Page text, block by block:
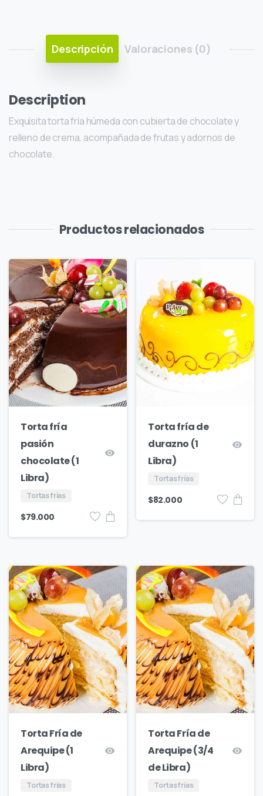
Descripción Valoraciones (0)
Description
Exquisita torta fría húmeda con cubierta de chocolate y
relleno de crema, acompañada de frutas y adornos de
chocolate.
Productos relacionados
Torta fría
pasión
chocolate (1
Libra)
Tortas frías
$79.000
Torta fría de
durazno (1
Libra)
Tortas frías
$82.000
Torta Fría de
Arequipe (1
Libra)
Tortas frías
Torta Fría de
Arequipe (3/4
de Libra)
Tortas frías